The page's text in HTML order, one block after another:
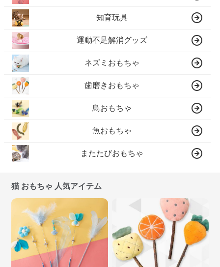
知育玩具
運動不足解消グッズ
ネズミおもちゃ
歯磨きおもちゃ
鳥おもちゃ
魚おもちゃ
またたびおもちゃ
猫 おもちゃ 人気アイテム